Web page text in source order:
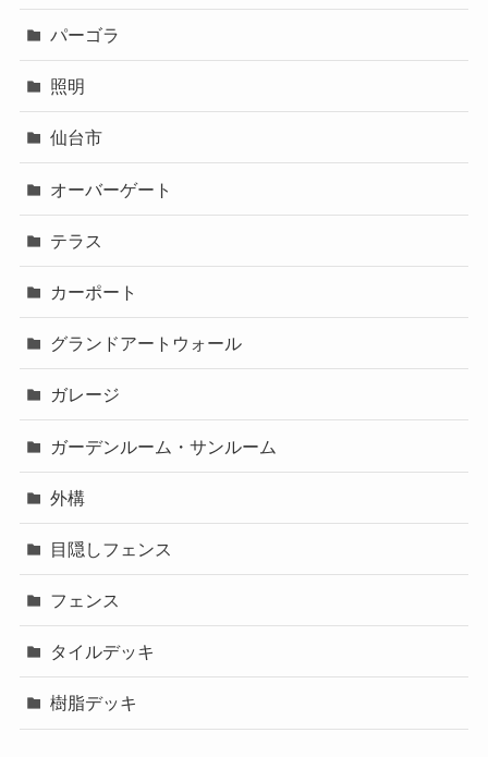
パーゴラ
照明
仙台市
オーバーゲート
テラス
カーポート
グランドアートウォール
ガレージ
ガーデンルーム・サンルーム
外構
目隠しフェンス
フェンス
タイルデッキ
樹脂デッキ